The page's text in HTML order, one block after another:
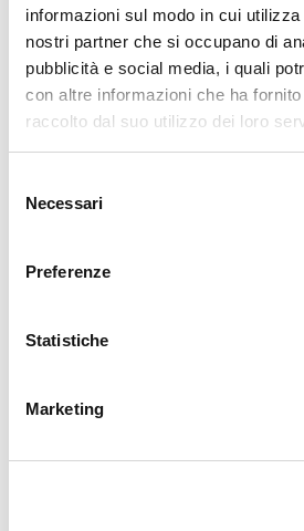
informazioni sul modo in cui
nostri partner che si occupano di
pubblicità e social media, i quali
con altre informazioni che ha
raccolto dal suo utilizzo dei loro
delNecessari
Preferenze
Statistiche
Marketing
Fa parte di
Aperitivi della Conoscenza
A GIOVEDÌ 31 DICEMBRE 2026
Mappa